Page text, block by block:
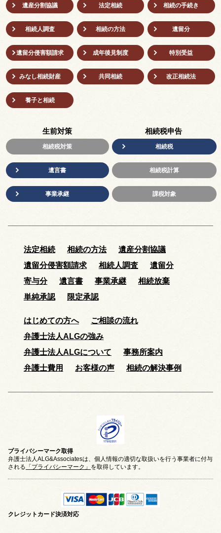
遺産分割協議 法定相続 相続の⼿続き
相続人調査 相続の方法 遺留分
遺留分侵害額請求 成年後⾒制度 特別受益
みなし相続財産 共同相続 改正相続法
養子と相続
生前対策
相続税対策
遺言書
事業承継
相続税申告
相続税
相続税計算
課税対象
法定相続 相続の方法
遺産分割協議
遺留分侵害額請求
相続人調査
遺留分
寄与分
遺言書 事業承継
相続放棄
単純承認
限定承認
はじめての方へ
ご相談の流れ
弁護士法人ALGの強み
弁護士法人ALGについて
事務所案内
弁護士費用
お客様の声 相続の解決事例
プライバシーマーク取得
弁護士法人ALG&Associatesは、個人情報の適切な取扱いを行う事業者に付与
される 「プライバシーマーク」 を取得しています。
クレジットカード決済対応